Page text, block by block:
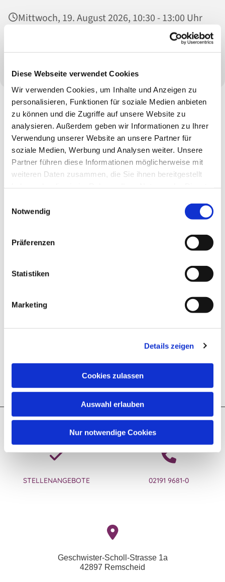
Diese Webseite verwendet Cookies
Wir verwenden Cookies, um Inhalte und Anzeigen zu
personalisieren, Funktionen für soziale Medien anbieten
zu können und die Zugriffe auf unsere Website zu
analysieren. Außerdem geben wir Informationen zu Ihrer
Verwendung unserer Website an unsere Partner für
soziale Medien, Werbung und Analysen weiter. Unsere
Partner führen diese Informationen möglicherweise mit
weiteren Daten zusammen, die Sie ihnen bereitgestellt
Notwendig
Präferenzen
Statistiken
Marketing
Details zeigen
Cookies zulassen
Auswahl erlauben
Nur notwendige Cookies
Mittwoch, 19. August 2026, 10:30 - 13:00 Uhr
Fahrradwerkstatt, Hohenhagener Str. 9,
Die Reparatur Ihres Fahrrades erfolgt mit unserer Hilfe gegen
eine Spende in Höhe des Unkostenbeitrages. Die Hilfe erfolgt
durch fachkundige ehrenamtliche Mitarbeitende des
Diakonischen Werkes.
Kontakt zum Ev. Kirchenkreis Lennep
STELLENANGEBOTE 02191 9681-0
Geschwister-Scholl-Strasse 1a
42897 Remscheid